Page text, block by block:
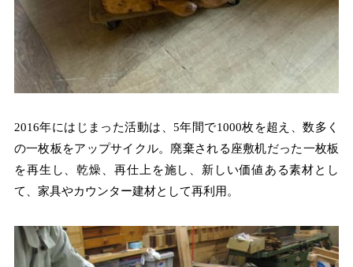
2016年にはじまった活動は、5年間で1000枚を超え、数多く
の一枚板をアップサイクル。廃棄される座敷机だった一枚板
を再生し、乾燥、再仕上を施し、新しい価値ある素材とし
て、家具やカウンター建材として再利用。